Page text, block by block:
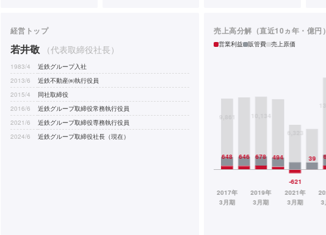
経営トップ
若井敬 （代表取締役社長）
1983/4
近鉄グループ入社
2013/6
近鉄不動産㈱執行役員
2015/4
同社取締役
2016/6
近鉄グループ取締役常務執行役員
2021/6
近鉄グループ取締役専務執行役員
2024/6
近鉄グループ取締役社長（現在）
売上高分解（直近10ヵ年・億円）
営業利益 販管費 売上原価